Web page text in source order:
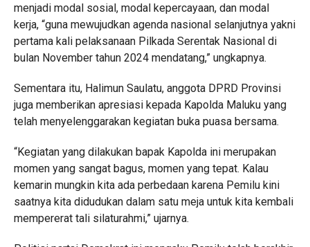
menjadi modal sosial, modal kepercayaan, dan modal
kerja, “guna mewujudkan agenda nasional selanjutnya yakni
pertama kali pelaksanaan Pilkada Serentak Nasional di
bulan November tahun 2024 mendatang,” ungkapnya.
Sementara itu, Halimun Saulatu, anggota DPRD Provinsi
juga memberikan apresiasi kepada Kapolda Maluku yang
telah menyelenggarakan kegiatan buka puasa bersama.
“Kegiatan yang dilakukan bapak Kapolda ini merupakan
momen yang sangat bagus, momen yang tepat. Kalau
kemarin mungkin kita ada perbedaan karena Pemilu kini
saatnya kita didudukan dalam satu meja untuk kita kembali
mempererat tali silaturahmi,” ujarnya.